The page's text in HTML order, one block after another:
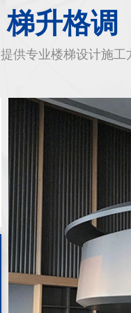
梯升格调
供专业楼梯设计施工